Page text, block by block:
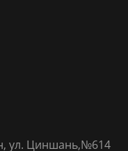
ул. Циншань,№614